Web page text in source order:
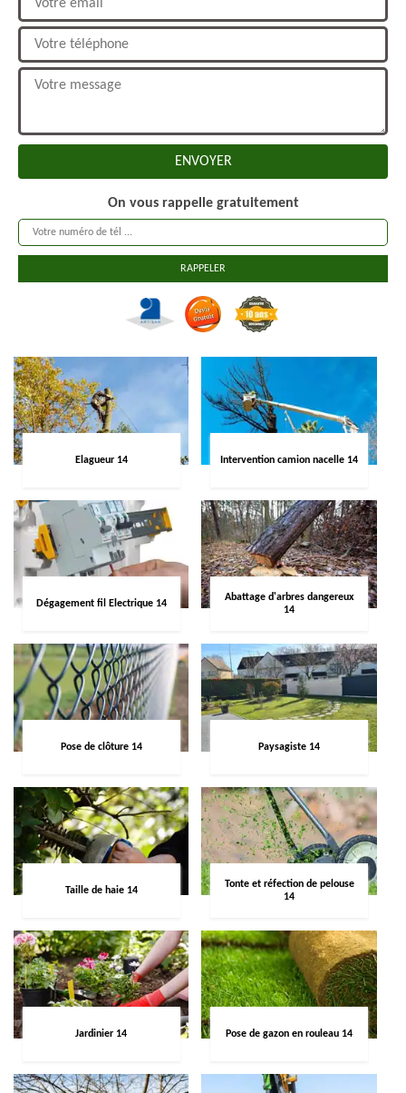
On vous rappelle gratuitement
Elagueur 14 Intervention camion nacelle 14
Dégagement fil Electrique 14
Abattage d'arbres dangereux
14
Pose de clôture 14 Paysagiste 14
Taille de haie 14
Tonte et réfection de pelouse
14
Jardinier 14 Pose de gazon en rouleau 14